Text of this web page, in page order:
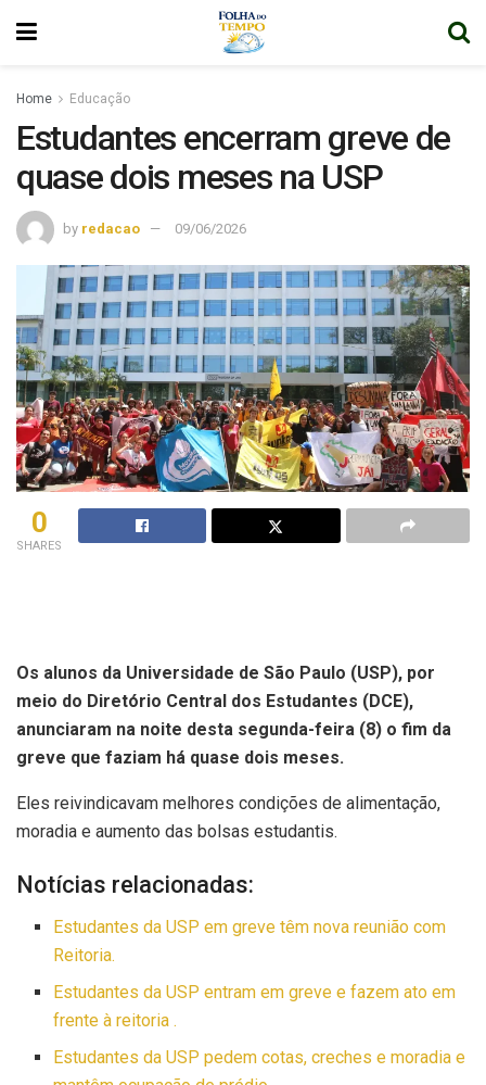
Home Educação
Estudantes encerram greve de
quase dois meses na USP
by redacao 09/06/2026
0
SHARES
Os alunos da Universidade de São Paulo (USP), por
meio do Diretório Central dos Estudantes (DCE),
anunciaram na noite desta segunda-feira (8) o fim da
greve que faziam há quase dois meses.
Eles reivindicavam melhores condições de alimentação,
moradia e aumento das bolsas estudantis.
Notícias relacionadas:
Estudantes da USP em greve têm nova reunião com
Reitoria.
Estudantes da USP entram em greve e fazem ato em
frente à reitoria .
Estudantes da USP pedem cotas, creches e moradia e